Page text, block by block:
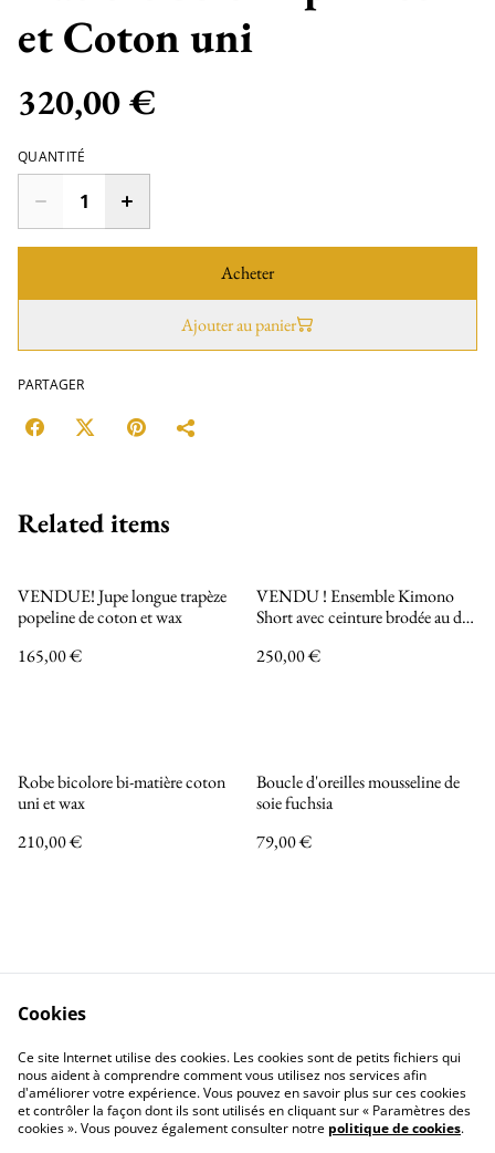
et Coton uni
320,00 €
QUANTITÉ
Acheter
Ajouter au panier
PARTAGER
Related items
VENDUE! Jupe longue trapèze
popeline de coton et wax
165,00 €
VENDU ! Ensemble Kimono
Short avec ceinture brodée au dos
INCANDESCENCE
250,00 €
Robe bicolore bi-matière coton
uni et wax
210,00 €
Boucle d'oreilles mousseline de
soie fuchsia
79,00 €
Nous contacter
Mentions légales
Politique de confidentialité
Politique de Cookies
Cookies
Ce site Internet utilise des cookies. Les cookies sont de petits fichiers qui
nous aident à comprendre comment vous utilisez nos services afin
d'améliorer votre expérience. Vous pouvez en savoir plus sur ces cookies
et contrôler la façon dont ils sont utilisés en cliquant sur « Paramètres des
cookies ». Vous pouvez également consulter notre politique de cookies.